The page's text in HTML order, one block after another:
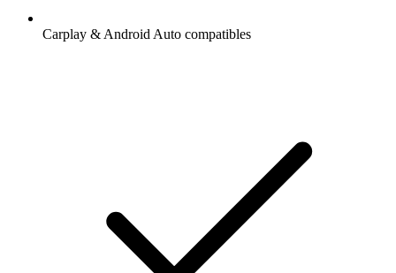
Carplay & Android Auto compatibles